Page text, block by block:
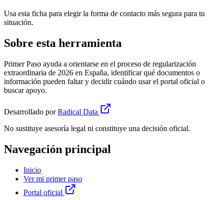
Usa esta ficha para elegir la forma de contacto más segura para tu
situación.
Sobre esta herramienta
Primer Paso ayuda a orientarse en el proceso de regularización
extraordinaria de 2026 en España, identificar qué documentos o
información pueden faltar y decidir cuándo usar el portal oficial o
buscar apoyo.
Desarrollado porRadical Data
No sustituye asesoría legal ni constituye una decisión oficial.
Navegación principal
Inicio
Ver mi primer paso
Portal oficial